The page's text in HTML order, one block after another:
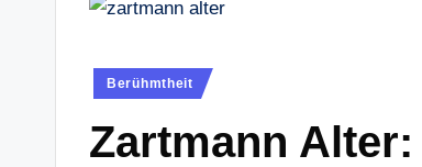
Posted
Berühmtheit
Zartmann